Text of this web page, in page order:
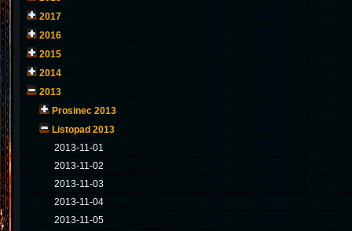
2017
2016
2015
2014
2013
Prosinec 2013
Listopad 2013
2013-11-01
2013-11-02
2013-11-03
2013-11-04
2013-11-05